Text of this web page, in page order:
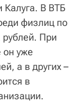
В ВТБ
физлиц по
рублей. При
он уже
а в других –
в